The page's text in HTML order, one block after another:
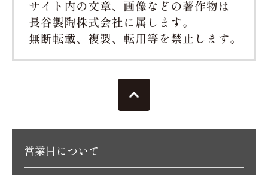
営業日について